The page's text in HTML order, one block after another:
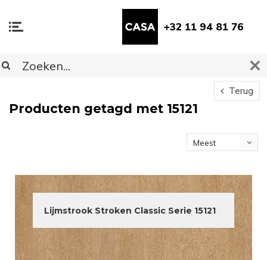
+32 11 94 81 76
Terug
Producten getagd met 15121
Meest
Lijmstrook Stroken Classic Serie 15121